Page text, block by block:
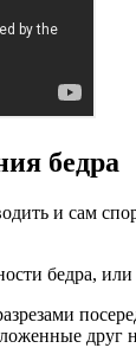
бедра
и сам
бедра,
друг